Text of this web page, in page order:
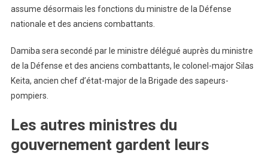
assume désormais les fonctions du ministre de la Défense
nationale et des anciens combattants.
Damiba sera secondé par le ministre délégué auprès du ministre
de la Défense et des anciens combattants, le colonel-major Silas
Keita, ancien chef d’état-major de la Brigade des sapeurs-
pompiers.
Les autres ministres du
gouvernement gardent leurs